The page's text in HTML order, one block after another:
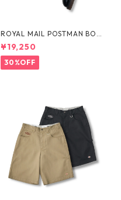
ROYAL MAIL POSTMAN BOO
TS by Dr.MARTENS
¥19,250
30%OFF